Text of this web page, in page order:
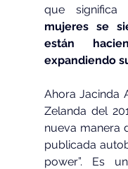
que
mujeres se
están
expandiendo
Ahora Jacinda
Zelanda del
nueva manera
publicada
power”. Es